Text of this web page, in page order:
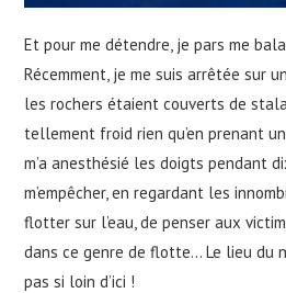
Et pour me détendre, je pars me
Récemment, je me suis arrêtée sur
les rochers étaient couverts de
tellement froid rien qu’en prenant
m’a anesthésié les doigts pendant
m’empêcher, en regardant les
flotter sur l’eau, de penser aux
dans ce genre de flotte… Le lieu du
pas si loin d’ici !